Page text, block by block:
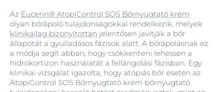
Az Eucerin® AtopiControl SOS Bőrnyugtató krém
olyan bőrápoló tulajdonságokkal rendelkezik, melyek
klinikailag bizonyítottan jelentősen javítják a bőr
állapotát a gyulladásos fázisok alatt. A bőrápolásnak ez
a módja segít abban, hogy csökkenteni lehessen a
hidrokortizon használatát a fellángolási fázisban. Egy
klinikai vizsgálat igazolta, hogy atópiás bőr esetén az
AtopiControl SOS Bőrnyugtató krém bőrnyugtató